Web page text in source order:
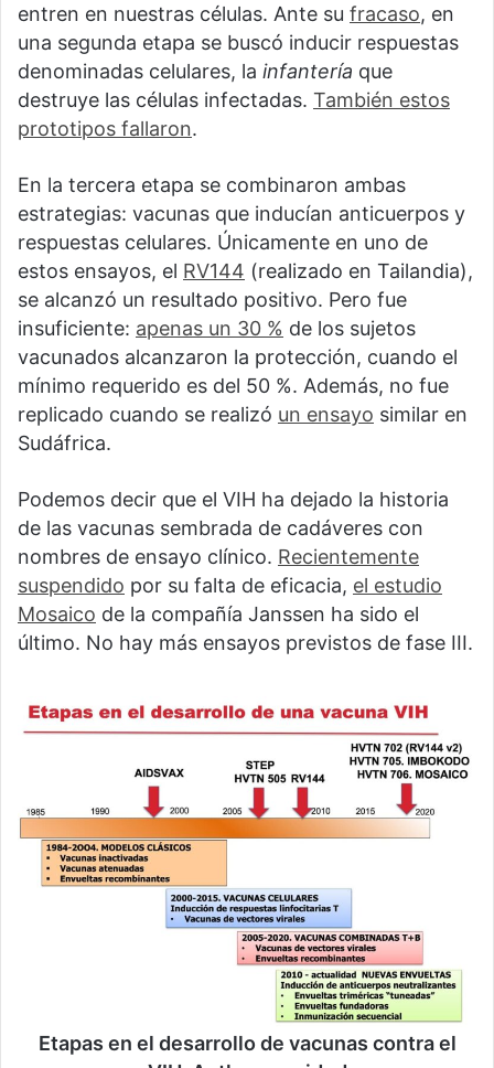
entren en nuestras células. Ante su fracaso, en
una segunda etapa se buscó inducir respuestas
denominadas celulares, la infantería que
destruye las células infectadas. También estos
prototipos fallaron.
En la tercera etapa se combinaron ambas
estrategias: vacunas que inducían anticuerpos y
respuestas celulares. Únicamente en uno de
estos ensayos, el RV144 (realizado en Tailandia),
se alcanzó un resultado positivo. Pero fue
insuficiente: apenas un 30 % de los sujetos
vacunados alcanzaron la protección, cuando el
mínimo requerido es del 50 %. Además, no fue
replicado cuando se realizó un ensayo similar en
Sudáfrica.
Podemos decir que el VIH ha dejado la historia
de las vacunas sembrada de cadáveres con
nombres de ensayo clínico. Recientemente
suspendido por su falta de eficacia, el estudio
Mosaico de la compañía Janssen ha sido el
último. No hay más ensayos previstos de fase III.
Etapas en el desarrollo de vacunas contra el